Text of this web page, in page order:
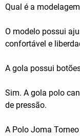
Qual é a
O modelo possui
confortável e
A gola possui
Sim. A gola polo
de pressão.
A Polo Joma